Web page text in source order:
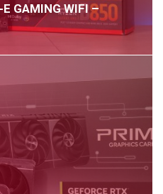
GAMING WIFI –